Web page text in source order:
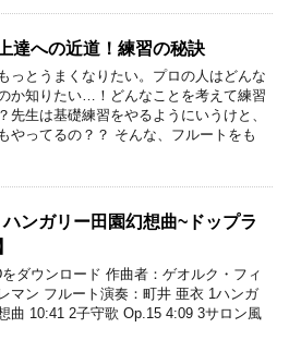
達への近道！練習の秘訣
っとうまくなりたい。プロの人はどんな
か知りたい…！どんなことを考えて練習
先生は基礎練習をやるようにいうけと、
やってるの？？ そんな、フルートをも
ハンガリー田園幻想曲~ドップラ
ダウンロード 作曲者：ゲオルク・フィ
マン フルート演奏：町井 亜衣 1ハンガ
曲 10:41 2子守歌 Op.15 4:09 3サロン風